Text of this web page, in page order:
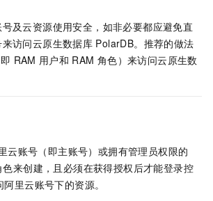
及云资源使用安全，如非必要都应避免直
访问云原生数据库 PolarDB。推荐的做法
RAM 用户和 RAM 角色）来访问云原生数
云账号（即主账号）或拥有管理员权限的
色来创建，且必须在获得授权后才能登录控
阿里云账号下的资源。